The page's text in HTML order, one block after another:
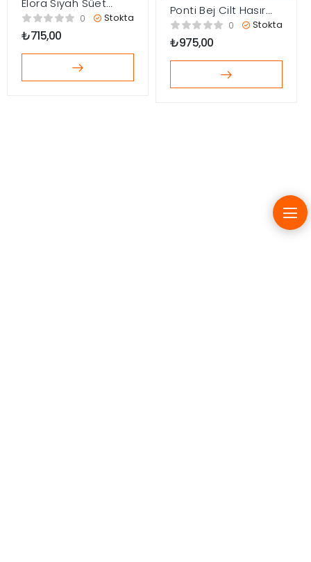
Elora Siyah Süet
Babet
0 Stokta
₺715,00
Ponti Bej Cilt Hasır
Detaylı Babet
Ayakkabı
0 Stokta
₺975,00